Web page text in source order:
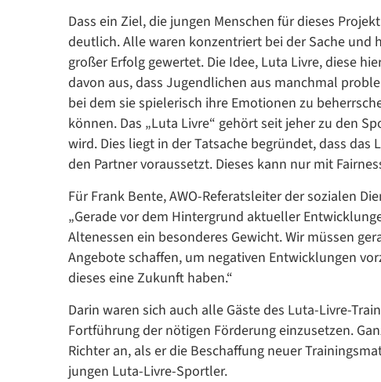
Dass ein Ziel, die jungen Menschen für dieses
deutlich. Alle waren konzentriert bei der Sache und
großer Erfolg gewertet. Die Idee, Luta Livre, diese
davon aus, dass Jugendlichen aus manchmal
bei dem sie spielerisch ihre Emotionen zu
können. Das „Luta Livre“ gehört seit jeher zu den
wird. Dies liegt in der Tatsache begründet, dass
den Partner voraussetzt. Dieses kann nur mit
Für Frank Bente, AWO-Referatsleiter der sozialen
„Gerade vor dem Hintergrund aktueller
Altenessen ein besonderes Gewicht. Wir müssen
Angebote schaffen, um negativen Entwicklungen
dieses eine Zukunft haben.“
Darin waren sich auch alle Gäste des Luta-Livre-
Fortführung der nötigen Förderung einzusetzen.
Richter an, als er die Beschaffung neuer
jungen Luta-Livre-Sportler.